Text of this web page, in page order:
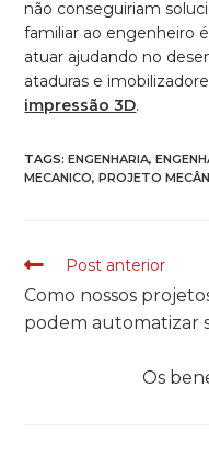
não conseguiriam
familiar ao engenheiro
atuar ajudando no
ataduras e
impressão 3D.
TAGS:ENGENHARIA,
MECANICO, PROJETO
READ
MORE
ARTICLES
Post anterior
Como nossos
podem automatizar
Os